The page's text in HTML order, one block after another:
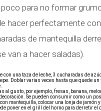
para no formar
hacer perfectamente
de mantequilla
van a hacer saladas).
con una taza de leche, 3 cucharadas de
Doblar varias veces hasta que quede
al gusto, por ejemplo, fresas, banana,
Se pueden consumir como un
mantequilla, colocar una lonja de jamón
poner en el grill del horno para derretir el